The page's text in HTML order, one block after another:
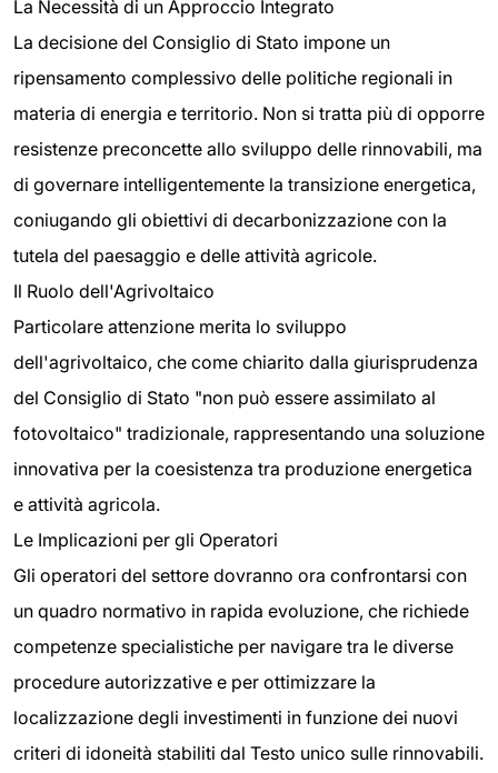
La Necessità di un Approccio Integrato
La decisione del Consiglio di Stato impone un
ripensamento complessivo delle politiche regionali in
materia di energia e territorio. Non si tratta più di opporre
resistenze preconcette allo sviluppo delle rinnovabili, ma
di governare intelligentemente la transizione energetica,
coniugando gli obiettivi di decarbonizzazione con la
tutela del paesaggio e delle attività agricole.
Il Ruolo dell'Agrivoltaico
Particolare attenzione merita lo sviluppo
dell'agrivoltaico, che come chiarito dalla giurisprudenza
del Consiglio di Stato "non può essere assimilato al
fotovoltaico" tradizionale, rappresentando una soluzione
innovativa per la coesistenza tra produzione energetica
e attività agricola.
Le Implicazioni per gli Operatori
Gli operatori del settore dovranno ora confrontarsi con
un quadro normativo in rapida evoluzione, che richiede
competenze specialistiche per navigare tra le diverse
procedure autorizzative e per ottimizzare la
localizzazione degli investimenti in funzione dei nuovi
criteri di idoneità stabiliti dal Testo unico sulle rinnovabili.